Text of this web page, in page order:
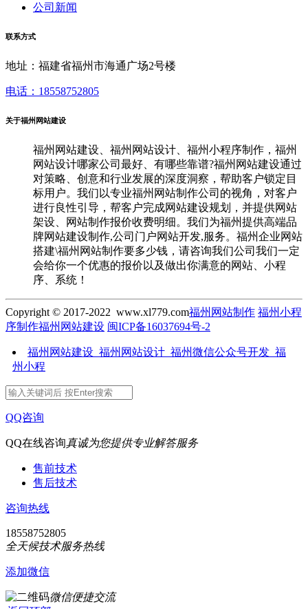
公司新闻
联系方式
地址：福建省福州市海通广场2号楼
电话：18558752805
关于福州网站建设
福州网站建设、福州网站设计、福州小程序制作，福州
网站设计哪家公司最好、有哪些靠谱?福州网站建设通过
对策略、创意和行业发展的深度洞察，帮助客户锁定目
标用户。我们以专业福州网站制作公司的视角，对客户
进行良性引导，帮客户完成网站建设规划，并提供网站
架设、网站制作报价收费明细。我们为福州提供高端品
牌网站建设制作,公司门户网站开发,服务。福州企业网站
搭建\福州网站制作要多少钱，请咨询我们公司我们一定
会给你一个优惠的报价以及做出你满意的网站、小程
序、系统！
Copyright © 2017-2022 www.xl779.com福州网站制作 福州小程
序制作福州网站建设 闽ICP备16037694号-2
福州网站建设_福州网站设计_福州微信公众号开发_福
州小程
QQ咨询
QQ在线咨询真诚为您提供专业解答服务
售前技术
售后技术
咨询热线
18558752805
全天候技术服务热线
添加微信
微信便捷交流